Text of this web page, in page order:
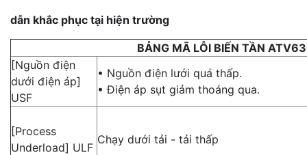
dẫn khắc phục tại hiện trường
BẢNG MÃ LỖI BIẾN TẦN
[Nguồn điện
dưới điện áp]
USF
• Nguồn điện lưới quá thấp.
• Điện áp sụt giảm thoáng qua.
[Process
Underload] ULF
Chạy dưới tải - tải thấp